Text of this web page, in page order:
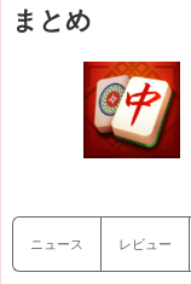
まとめ
ニュース レビュー